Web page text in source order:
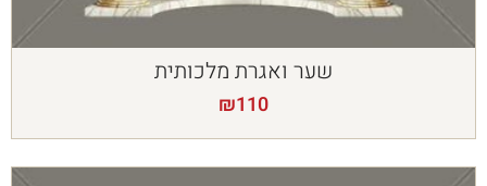
שער ואגרת מלכותית
₪110